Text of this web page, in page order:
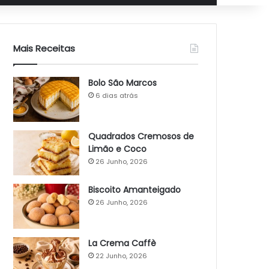
Mais Receitas
Bolo São Marcos
6 dias atrás
Quadrados Cremosos de
Limão e Coco
26 Junho, 2026
Biscoito Amanteigado
26 Junho, 2026
La Crema Caffè
22 Junho, 2026